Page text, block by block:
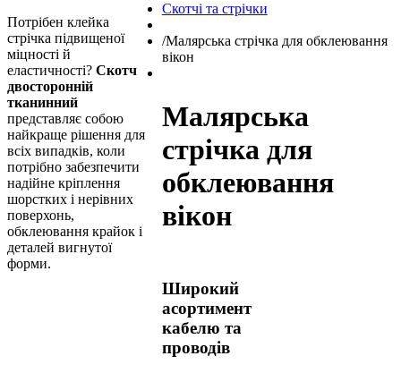
Потрібен клейка
стрічка підвищеної
міцності й
еластичності? Скотч
двосторонній
тканинний
представляє собою
найкраще рішення для
всіх випадків, коли
потрібно забезпечити
надійне кріплення
шорстких і нерівних
поверхонь,
обклеювання крайок і
деталей вигнутої
форми.
Широкий
асортимент
кабелю та
проводів
Скотчі та стрічки
/Малярська стрічка для обклеювання
вікон
Малярська
стрічка для
обклеювання
вікон